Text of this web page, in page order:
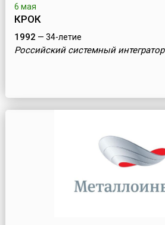
6 мая
КРОК
1992 — 34-летие
Российский системный интегратор